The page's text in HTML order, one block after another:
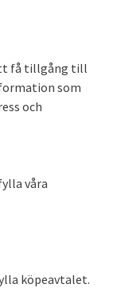
få tillgång till
som
och
våra
köpeavtalet.